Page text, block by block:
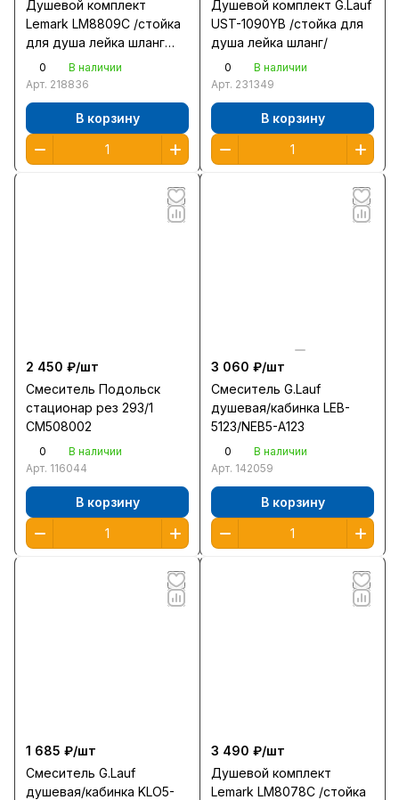
Душевой комплект
Lemark LM8809C /стойка
для душа лейка шланг
мыльница/
0
В наличии
Арт. 218836
В корзину
Душевой комплект G.Lauf
UST-1090YB /стойка для
душа лейка шланг/
0
В наличии
Арт. 231349
В корзину
2 450 ₽/шт
Смеситель Подольск
стационар рез 293/1
СМ508002
0
В наличии
Арт. 116044
В корзину
3 060 ₽/шт
Смеситель G.Lauf
душевая/кабинка LEB-
5123/NEB5-А123
0
В наличии
Арт. 142059
В корзину
1 685 ₽/шт
Смеситель G.Lauf
душевая/кабинка KLO5-
3 490 ₽/шт
Душевой комплект
Lemark LM8078C /стойка